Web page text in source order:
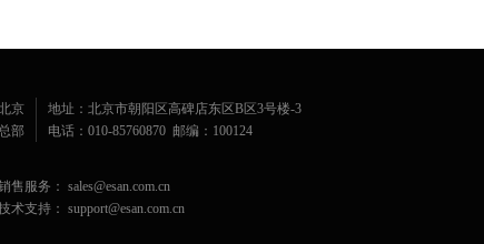
京
部
地址：北京市朝阳区高碑店东区B区3号楼-3
电话：010-85760870 邮编：100124
售服务： sales@esan.com.cn
术支持： support@esan.com.cn